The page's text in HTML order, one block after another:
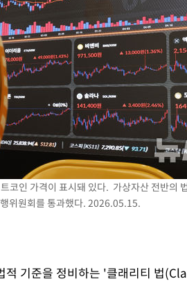
코인 가격이 표시돼 있다. 가상자산 전반의
위원회를 통과했다. 2026.05.15.
적 기준을 정비하는 '클래리티 법